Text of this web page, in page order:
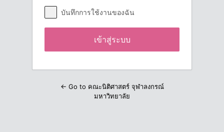
บันทึกการใช้งานของฉัน
← Go to คณะนิติศาสตร์ จุฬาลงกรณ์
มหาวิทยาลัย